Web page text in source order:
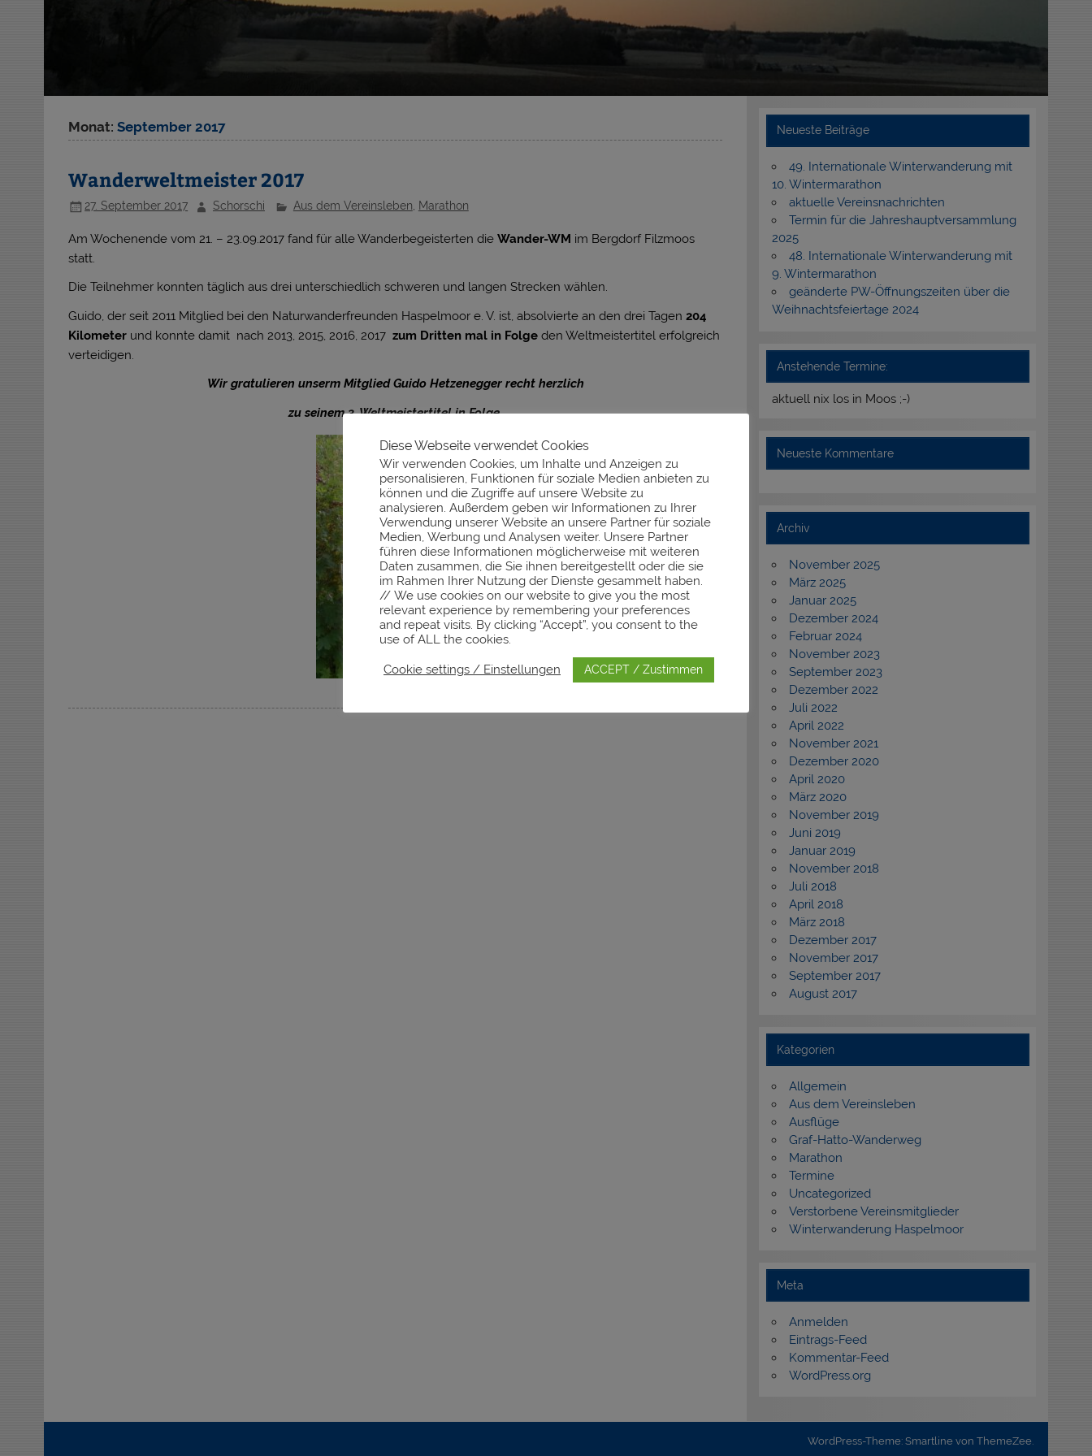
Monat:September 2017
Wanderweltmeister 2017
27. September 2017 Schorschi Aus dem Vereinsleben Marathon
Am Wochenende vom 21. – 23.09.2017 fand für alle Wanderbegeisterten dieWander-WM im Bergdorf Filzmoos
statt.
Die Teilnehmer konnten täglich aus drei unterschiedlich schweren und langen Strecken wählen.
Guido, der seit 2011 Mitglied bei den Naturwanderfreunden Haspelmoor e. V. ist, absolvierte an den drei Tagen204
Kilometer und konnte damit nach 2013, 2015, 2016, 2017zum Dritten mal in Folge den Weltmeistertitel erfolgreich
verteidigen.
Wir gratulieren unserm Mitglied Guido Hetzenegger recht herzlich
zu seinem 3. Weltmeistertitel in Folge.
Neueste Beiträge
49. Internationale Winterwanderung mit
10. Wintermarathon
aktuelle Vereinsnachrichten
Termin für die Jahreshauptversammlung
2025
48. Internationale Winterwanderung mit
9. Wintermarathon
geänderte PW-Öffnungszeiten über die
Weihnachtsfeiertage 2024
Anstehende Termine:
aktuell nix los in Moos ;-)
Neueste Kommentare
Archiv
November 2025
März 2025
Januar 2025
Dezember 2024
Februar 2024
November 2023
September 2023
Dezember 2022
Juli 2022
April 2022
November 2021
Dezember 2020
April 2020
März 2020
November 2019
Juni 2019
Januar 2019
November 2018
Juli 2018
April 2018
März 2018
Dezember 2017
November 2017
September 2017
August 2017
Kategorien
Allgemein
Aus dem Vereinsleben
Ausflüge
Graf-Hatto-Wanderweg
Marathon
Termine
Uncategorized
Verstorbene Vereinsmitglieder
Winterwanderung Haspelmoor
Meta
Anmelden
Eintrags-Feed
Kommentar-Feed
WordPress.org
WordPress-Theme: Smartline von ThemeZee.
Diese Webseite verwendet Cookies
Wir verwenden Cookies, um Inhalte und Anzeigen zu
personalisieren, Funktionen für soziale Medien anbieten zu
können und die Zugriffe auf unsere Website zu
analysieren. Außerdem geben wir Informationen zu Ihrer
Verwendung unserer Website an unsere Partner für soziale
Medien, Werbung und Analysen weiter. Unsere Partner
führen diese Informationen möglicherweise mit weiteren
Daten zusammen, die Sie ihnen bereitgestellt oder die sie
im Rahmen Ihrer Nutzung der Dienste gesammelt haben.
// We use cookies on our website to give you the most
relevant experience by remembering your preferences
and repeat visits. By clicking “Accept”, you consent to the
use of ALL the cookies.
Cookie settings / Einstellungen ACCEPT / Zustimmen